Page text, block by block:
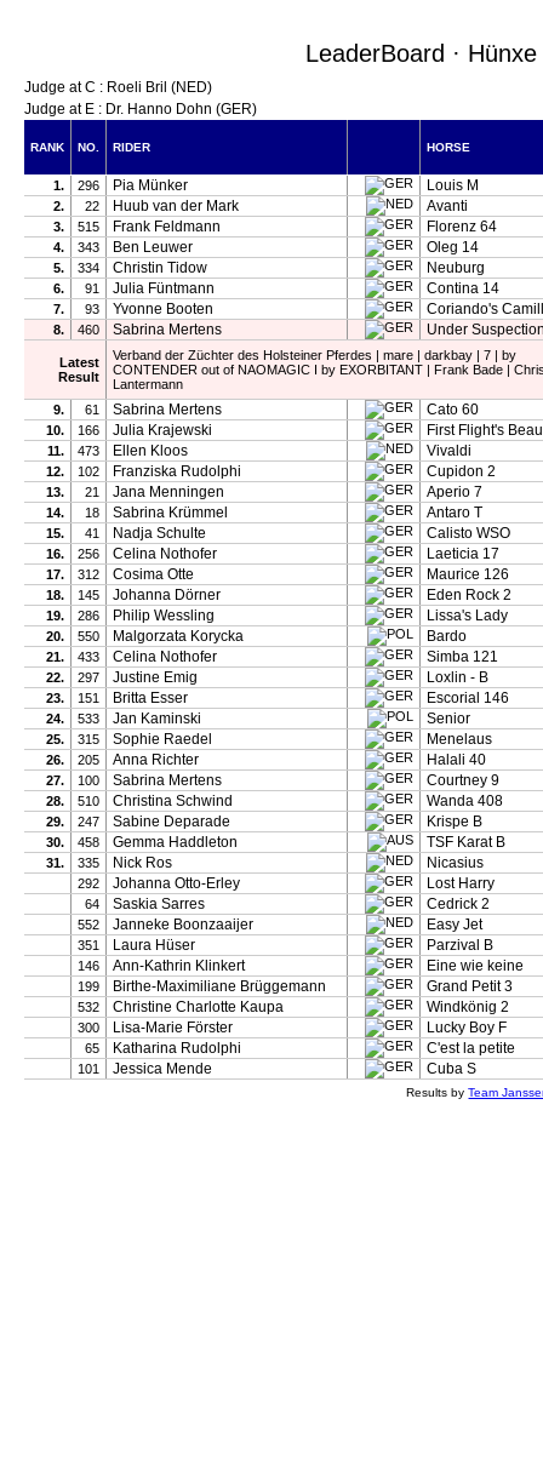
LeaderBoard ·
Judge at C : Roeli Bril (NED)
Judge at E : Dr. Hanno Dohn (GER)
RANK NO. RIDER HORSE
1. 296 Pia Münker Louis M
2. 22 Huub van der Mark Avanti
3. 515 Frank Feldmann Florenz 64
4. 343 Ben Leuwer Oleg 14
5. 334 Christin Tidow Neuburg
6. 91 Julia Füntmann Contina 14
7. 93 Yvonne Booten Coriando's
8. 460 Sabrina Mertens Under
Latest
Result
Verband der Züchter des Holsteiner Pferdes | mare | darkbay | 7 | by
CONTENDER out of NAOMAGIC I by EXORBITANT | Frank Bade |
Lantermann
9.
61 Sabrina Mertens Cato 60
10. 166 Julia Krajewski First Flight's
11. 473 Ellen Kloos Vivaldi
12. 102 Franziska Rudolphi Cupidon 2
13. 21 Jana Menningen Aperio 7
14. 18 Sabrina Krümmel Antaro T
15. 41 Nadja Schulte Calisto WSO
16. 256 Celina Nothofer Laeticia 17
17. 312 Cosima Otte Maurice 126
18. 145 Johanna Dörner Eden Rock 2
19. 286 Philip Wessling Lissa's Lady
20. 550 Malgorzata Korycka Bardo
21. 433 Celina Nothofer Simba 121
22. 297 Justine Emig Loxlin - B
23. 151 Britta Esser Escorial 146
24. 533 Jan Kaminski Senior
25. 315 Sophie Raedel Menelaus
26. 205 Anna Richter Halali 40
27. 100 Sabrina Mertens Courtney 9
28. 510 Christina Schwind Wanda 408
29. 247 Sabine Deparade Krispe B
30. 458 Gemma Haddleton TSF Karat B
31. 335 Nick Ros Nicasius
292 Johanna Otto-Erley Lost Harry
64 Saskia Sarres Cedrick 2
552 Janneke Boonzaaijer Easy Jet
351 Laura Hüser Parzival B
146 Ann-Kathrin Klinkert Eine wie keine
199 Birthe-Maximiliane Brüggemann Grand Petit 3
532 Christine Charlotte Kaupa Windkönig 2
300 Lisa-Marie Förster Lucky Boy F
65 Katharina Rudolphi C'est la petite
101 Jessica Mende Cuba S
Results byTeam